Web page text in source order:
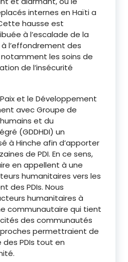
internes en Haïti a
hausse est
à l’escalade de la
l’effondrement des
les soins de
de l’insécurité
et le Développement
avec Groupe de
et du
(GDDHDI) un
à Hinche afin d’apporter
de PDI. En ce sens,
en appellent à une
humanitaires vers les
des PDIs. Nous
humanitaires à
communautaire qui tient
des communautés
permettraient de
PDIs tout en